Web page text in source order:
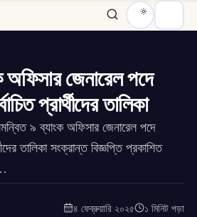
অফিসার জেনারেল পদে
প্রার্থীদের তালিকা
৯ ব্যাংক অফিসার জেনারেল পদে
তালিকা সংক্রান্ত বিজ্ঞপ্তি প্রকাশিত
৪ ফেব্রুয়ারি ২০২৫ ১ মিনিট পড়া